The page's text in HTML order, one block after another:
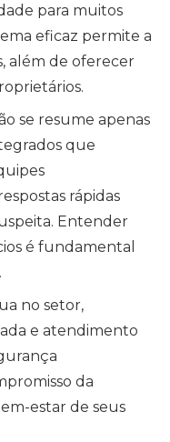
para muitos
eficaz permite a
além de oferecer
se resume apenas
que
rápidas
Entender
é fundamental
no setor,
e atendimento
da
estar de seus